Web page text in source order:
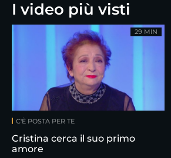
I video più visti
C'È POSTA PER TE
Cristina cerca il suo primo
amore
29 MIN